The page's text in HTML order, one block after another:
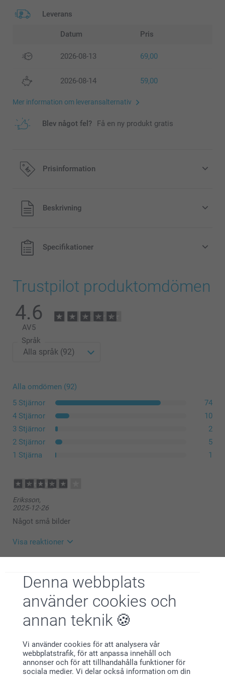
Denna webbplats
använder cookies och
annan teknik
Vi använder cookies för att analysera vår
webbplatstrafik, för att anpassa innehåll och
annonser och för att tillhandahålla funktioner för
sociala medier. Vi delar också information om din
Leverans
Datum Pris
2026-08-13 69,00
2026-08-14 59,00
Mer information om leveransalternativ
Blev något fel? Få en ny produkt gratis
Prisinformation
Alla priser är i svenska kronor (SEK), inklusive moms och
exklusive porto.
Beskrivning
Specifikationer
Frostat genomskinligt glas (Liten & Stor)
Lock av bambu (stort)
Gummiband för att få en lufttät förslutning (Stor)
Trustpilot produktomdömen
4.6
AV5
Språk
Alla omdömen (92)
5 Stjärnor
74
4 Stjärnor
10
3 Stjärnor
2
2 Stjärnor
5
1 Stjärna
1
Eriksson,
2025-12-26
Något små bilder
Visa reaktioner
Hej
Tusen tack för ditt fina omdöme och ⭐️⭐️⭐️⭐️. Vad är
glada för att ha dig som kund💕
Varma hälsningar,
Pernilla @smartphoto
2025-12-15
Jätte fina
2025-12-15
11:19